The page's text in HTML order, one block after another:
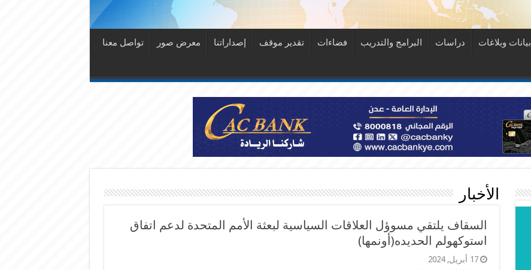
بيانات وبلاغات دراسات البرامج والتدريب فضاءات تقدير موقف إصداراتنا معرض صور تواصل معنا
الأخبار
السقاف يلتقي مسوؤل العلاقات السياسية لبعثة الأمم المتحدة لدعم اتفاق
استوكهولم الحديده(أونمها)
17 أبريل, 2024